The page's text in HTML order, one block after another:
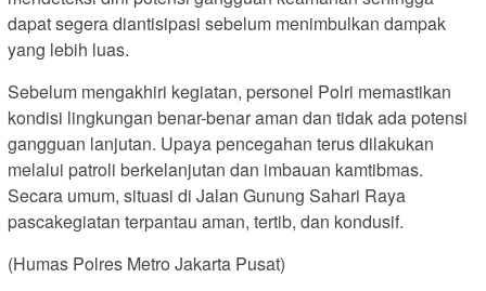
dapat segera diantisipasi sebelum menimbulkan dampak
yang lebih luas.
Sebelum mengakhiri kegiatan, personel Polri memastikan
kondisi lingkungan benar-benar aman dan tidak ada potensi
gangguan lanjutan. Upaya pencegahan terus dilakukan
melalui patroli berkelanjutan dan imbauan kamtibmas.
Secara umum, situasi di Jalan Gunung Sahari Raya
pascakegiatan terpantau aman, tertib, dan kondusif.
(Humas Polres Metro Jakarta Pusat)